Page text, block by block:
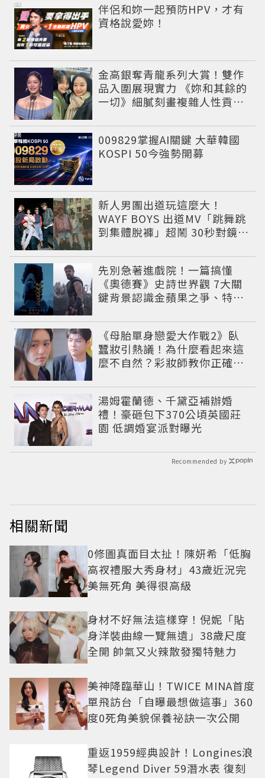
伴侶和妳一起預防HPV，才有
資格說愛妳！
PR
金高銀奪青龍系列大賞！雙作
品入圍展現實力 《妳和其餘的
一切》細膩刻畫複雜人性貢獻
009829掌握AI關鍵 大華韓國
KOSPI 50今強勢開募
PR
新人男團出道玩這麼大！
WAYF BOYS 出道MV「跳舞跳
到集體脫褲」超鬧 30秒對鏡清
先別急著進戲院！一篇搞懂
《奧德賽》史詩世界觀 7大關
鍵背景認識金蘋果之爭、特洛
《母胎單身戀愛大作戰2》臥
蠶妝引熱議！為什麼看起來這
麼不自然？彩妝師教你正確畫
湯姆霍蘭德、千黛亞補辦婚
禮！豪砸包下370公頃英國莊
園 低調婚宴派對曝光
Recommended by
相關新聞
0修圖真面目太扯！陳妍希「低胸
高衩禮服大秀身材」43歲近況完
美無死角 美得很高級
身材不好無法這樣穿！倪妮「貼
身洋裝曲線一覽無遺」38歲尺度
全開 帥氣又火辣散發獨特魅力
美神降臨華山！TWICE MINA首度
單飛訪台「自曝最想做這事」360
度0死角美貌保養祕訣一次公開
重返1959經典設計！Longines浪
琴Legend Diver 59潛水表 復刻